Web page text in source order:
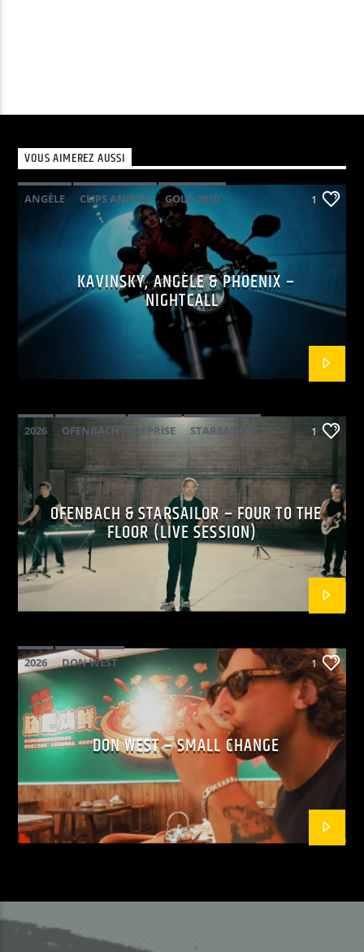
VOUS AIMEREZ AUSSI
ANGÈLE CLIPS ANIMÉS
GOLD 2010
PHOENIX POP ELECTRO
1
KAVINSKY, ANGÈLE & PHOENIX –
NIGHTCALL
2026 OFENBACH REPRISE STARSAILOR 1
OFENBACH & STARSAILOR – FOUR TO THE
FLOOR (LIVE SESSION)
2026
DON WEST
MAINSQUARE FESTIVAL 2026
POP
1
DON WEST – SMALL CHANGE